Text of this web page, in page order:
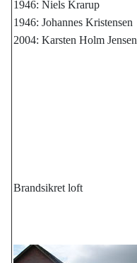
1946: Niels Krarup
1946: Johannes Kristensen
2004: Karsten Holm Jensen
Brandsikret loft